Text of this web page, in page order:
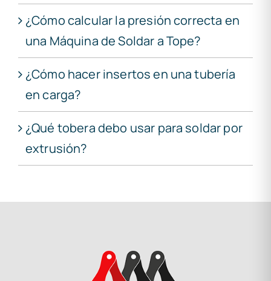
¿Cómo calcular la presión correcta en
una Máquina de Soldar a Tope?
¿Cómo hacer insertos en una tubería
en carga?
¿Qué tobera debo usar para soldar por
extrusión?